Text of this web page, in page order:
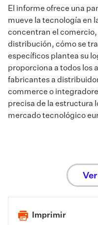
El informe ofrece una
mueve la tecnología en
concentran el
distribución, cómo se
específicos plantea su
proporciona a todos los
fabricantes a
commerce o
precisa de la estructura
mercado tecnológico
Imprimir